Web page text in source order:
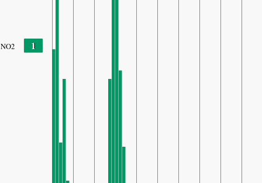
NO2 1